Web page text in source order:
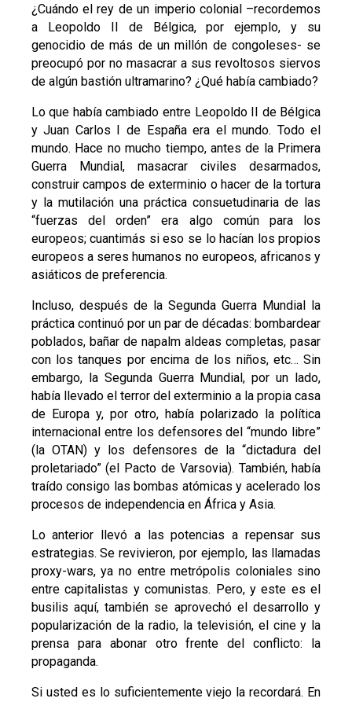
¿Cuándo el rey de un imperio colonial –recordemos
a Leopoldo II de Bélgica, por ejemplo, y su
genocidio de más de un millón de congoleses- se
preocupó por no masacrar a sus revoltosos siervos
de algún bastión ultramarino? ¿Qué había cambiado?
Lo que había cambiado entre Leopoldo II de Bélgica
y Juan Carlos I de España era el mundo. Todo el
mundo. Hace no mucho tiempo, antes de la Primera
Guerra Mundial, masacrar civiles desarmados,
construir campos de exterminio o hacer de la tortura
y la mutilación una práctica consuetudinaria de las
“fuerzas del orden” era algo común para los
europeos; cuantimás si eso se lo hacían los propios
europeos a seres humanos no europeos, africanos y
asiáticos de preferencia.
Incluso, después de la Segunda Guerra Mundial la
práctica continuó por un par de décadas: bombardear
poblados, bañar de napalm aldeas completas, pasar
con los tanques por encima de los niños, etc… Sin
embargo, la Segunda Guerra Mundial, por un lado,
había llevado el terror del exterminio a la propia casa
de Europa y, por otro, había polarizado la política
internacional entre los defensores del “mundo libre”
(la OTAN) y los defensores de la “dictadura del
proletariado” (el Pacto de Varsovia). También, había
traído consigo las bombas atómicas y acelerado los
procesos de independencia en África y Asia.
Lo anterior llevó a las potencias a repensar sus
estrategias. Se revivieron, por ejemplo, las llamadas
proxy-wars, ya no entre metrópolis coloniales sino
entre capitalistas y comunistas. Pero, y este es el
busilis aquí, también se aprovechó el desarrollo y
popularización de la radio, la televisión, el cine y la
prensa para abonar otro frente del conflicto: la
propaganda.
Si usted es lo suficientemente viejo la recordará. En